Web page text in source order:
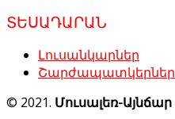
ՏԵՍԱԴԱՐԱՆ
Լուսանկարներ
Շարժապատկերներ
© 2021. Մուսալեռ-Այնճար